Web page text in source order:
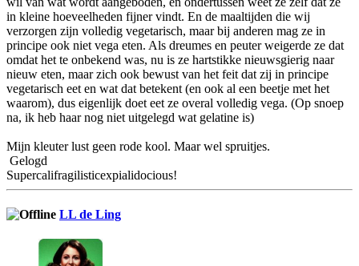
in kleine hoeveelheden fijner vindt. En de maaltijden die wij
verzorgen zijn volledig vegetarisch, maar bij anderen mag ze in
principe ook niet vega eten. Als dreumes en peuter weigerde ze dat
omdat het te onbekend was, nu is ze hartstikke nieuwsgierig naar
nieuw eten, maar zich ook bewust van het feit dat zij in principe
vegetarisch eet en wat dat betekent (en ook al een beetje met het
waarom), dus eigenlijk doet eet ze overal volledig vega. (Op snoep
na, ik heb haar nog niet uitgelegd wat gelatine is)
Mijn kleuter lust geen rode kool. Maar wel spruitjes.
Gelogd
Supercalifragilisticexpialidocious!
LL de Ling